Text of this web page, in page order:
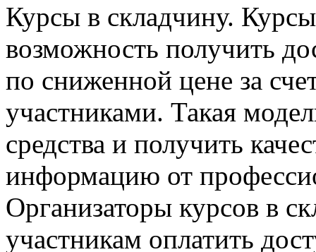
Курсы в склaдчину.
возможность получить
по сниженной цене за
участниками. Такая
средства и получить
информацию от
Организаторы курсов в
участникам оплатить